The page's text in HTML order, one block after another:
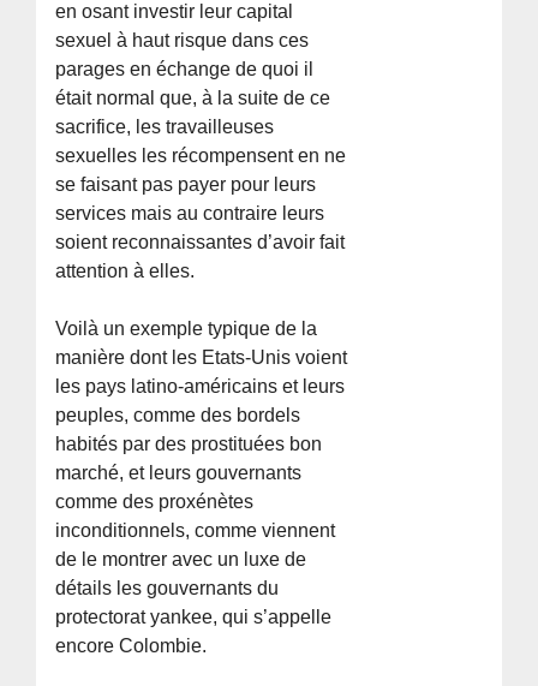
en osant investir leur capital
sexuel à haut risque dans ces
parages en échange de quoi il
était normal que, à la suite de ce
sacrifice, les travailleuses
sexuelles les récompensent en ne
se faisant pas payer pour leurs
services mais au contraire leurs
soient reconnaissantes d’avoir fait
attention à elles.
Voilà un exemple typique de la
manière dont les Etats-Unis voient
les pays latino-américains et leurs
peuples, comme des bordels
habités par des prostituées bon
marché, et leurs gouvernants
comme des proxénètes
inconditionnels, comme viennent
de le montrer avec un luxe de
détails les gouvernants du
protectorat yankee, qui s’appelle
encore Colombie.